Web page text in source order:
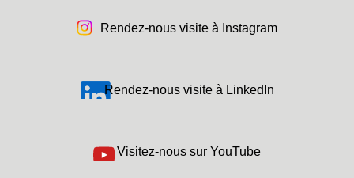
Rendez-nous visite à Instagram
Rendez-nous visite à LinkedIn
Visitez-nous sur YouTube